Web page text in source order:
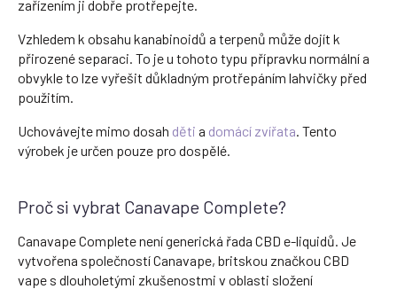
zařízením ji dobře protřepejte.
Vzhledem k obsahu kanabinoidů a terpenů může dojít k
přirozené separaci. To je u tohoto typu přípravku normální a
obvykle to lze vyřešit důkladným protřepáním lahvičky před
použitím.
Uchovávejte mimo dosah děti a domácí zvířata . Tento
výrobek je určen pouze pro dospělé.
Proč si vybrat Canavape Complete?
Canavape Complete není generická řada CBD e-liquidů. Je
vytvořena společností Canavape, britskou značkou CBD
vape s dlouholetými zkušenostmi v oblasti složení